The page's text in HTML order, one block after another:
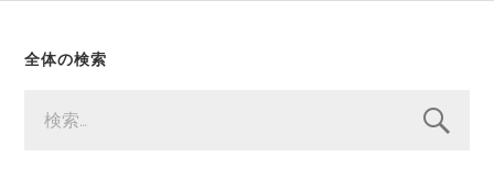
全体の検索
索: